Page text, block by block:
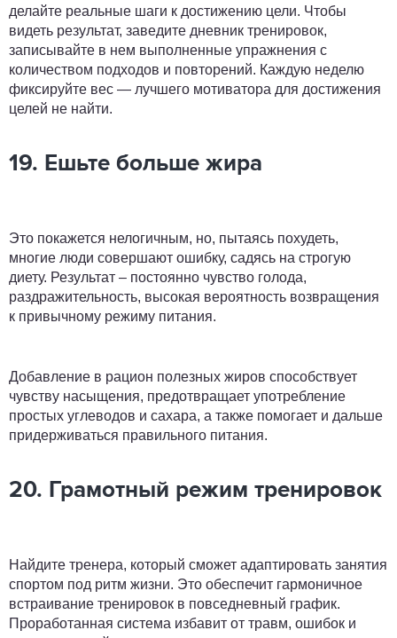
делайте реальные шаги к достижению цели. Чтобы
видеть результат, заведите дневник тренировок,
записывайте в нем выполненные упражнения с
количеством подходов и повторений. Каждую неделю
фиксируйте вес — лучшего мотиватора для достижения
целей не найти.
19. Ешьте больше жира
Это покажется нелогичным, но, пытаясь похудеть,
многие люди совершают ошибку, садясь на строгую
диету. Результат – постоянно чувство голода,
раздражительность, высокая вероятность возвращения
к привычному режиму питания.
Добавление в рацион полезных жиров способствует
чувству насыщения, предотвращает употребление
простых углеводов и сахара, а также помогает и дальше
придерживаться правильного питания.
20. Грамотный режим тренировок
Найдите тренера, который сможет адаптировать занятия
спортом под ритм жизни. Это обеспечит гармоничное
встраивание тренировок в повседневный график.
Проработанная система избавит от травм, ошибок и